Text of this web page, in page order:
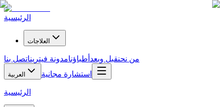
الرئيسية
العلاجات
من نحنقبل وبعد أطباؤنامدونة فيتريناتصل بنا
العربية استشارة مجانية
الرئيسية